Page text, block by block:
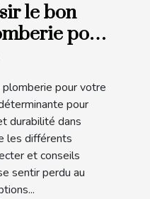
le bon
pour
pour votre
pour
durabilité dans
les différents
et conseils
sentir perdu au